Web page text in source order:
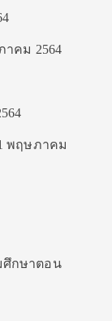
คม 2564
พฤษภาคม
ศึกษาตอน